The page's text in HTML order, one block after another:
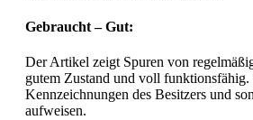
Gebraucht – Gut:
Der Artikel zeigt Spuren von
gutem Zustand und voll
Kennzeichnungen des Besitzers und
aufweisen.